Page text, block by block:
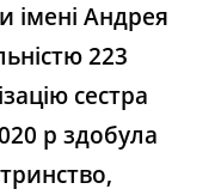
імені Андрея
223
сестра
р здобула